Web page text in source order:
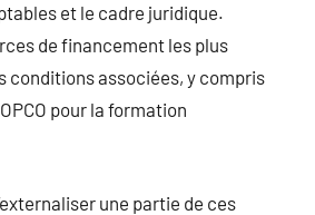
et le cadre juridique.
de financement les plus
conditions associées, y compris
pour la formation
une partie de ces